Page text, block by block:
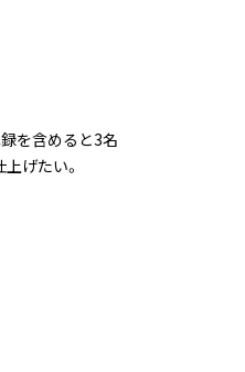
を含めると3名
げたい。